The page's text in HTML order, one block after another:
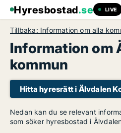
Hyresbostad.se LIVE
Tillbaka: Information om alla
Information om
kommun
Hitta hyresrätt i Älvdalen
Nedan kan du se relevant
som söker hyresbostad i